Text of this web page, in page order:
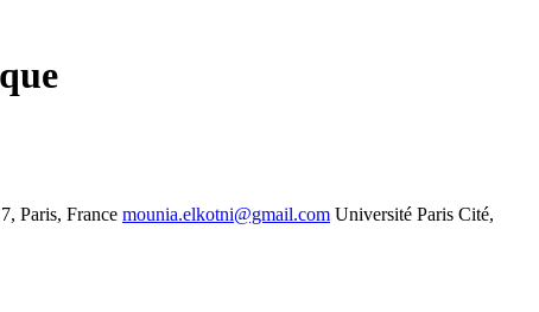
Paris, France mounia.elkotni@gmail.com Université Paris Cité,